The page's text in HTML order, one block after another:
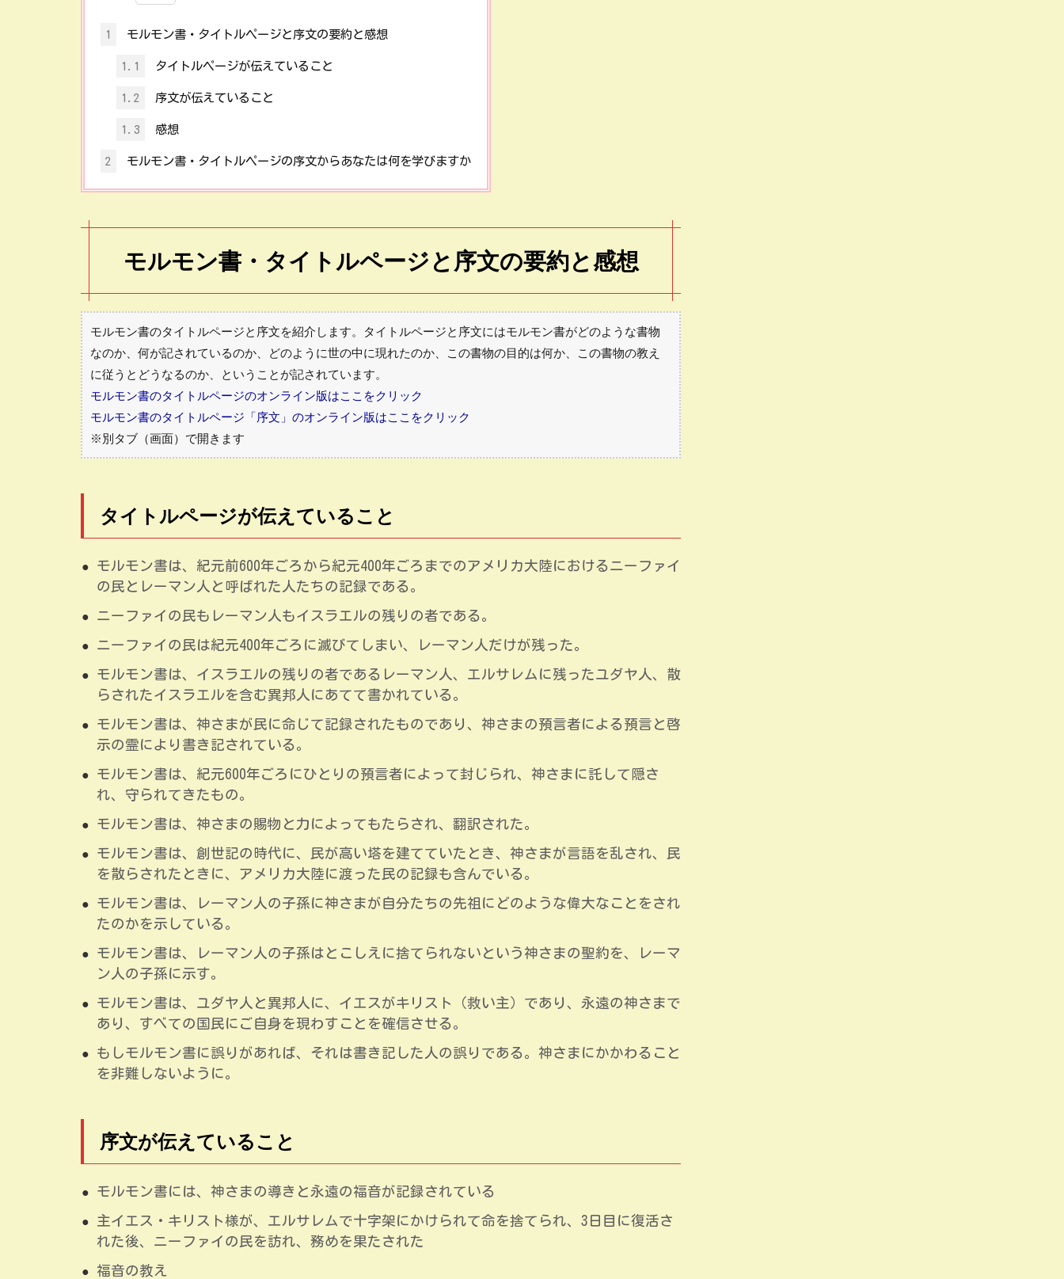
1 モルモン書・タイトルページと序文の要約と感想
1.1 タイトルページが伝えていること
1.2 序文が伝えていること
1.3 感想
2 モルモン書・タイトルページの序文からあなたは何を学びますか
モルモン書・タイトルページと序文の要約と感想
モルモン書のタイトルページと序文を紹介します。タイトルページと序文にはモルモン書がどのような書物
なのか、何が記されているのか、どのように世の中に現れたのか、この書物の目的は何か、この書物の教え
に従うとどうなるのか、ということが記されています。
モルモン書のタイトルページのオンライン版はここをクリック
モルモン書のタイトルページ「序文」のオンライン版はここをクリック
※別タブ（画面）で開きます
タイトルページが伝えていること
モルモン書は、紀元前600年ごろから紀元400年ごろまでのアメリカ大陸におけるニーファイ
の民とレーマン人と呼ばれた人たちの記録である。
ニーファイの民もレーマン人もイスラエルの残りの者である。
ニーファイの民は紀元400年ごろに滅びてしまい、レーマン人だけが残った。
モルモン書は、イスラエルの残りの者であるレーマン人、エルサレムに残ったユダヤ人、散
らされたイスラエルを含む異邦人にあてて書かれている。
モルモン書は、神さまが民に命じて記録されたものであり、神さまの預言者による預言と啓
示の霊により書き記されている。
モルモン書は、紀元600年ごろにひとりの預言者によって封じられ、神さまに託して隠さ
れ、守られてきたもの。
モルモン書は、神さまの賜物と力によってもたらされ、翻訳された。
モルモン書は、創世記の時代に、民が高い塔を建てていたとき、神さまが言語を乱され、民
を散らされたときに、アメリカ大陸に渡った民の記録も含んでいる。
モルモン書は、レーマン人の子孫に神さまが自分たちの先祖にどのような偉大なことをされ
たのかを示している。
モルモン書は、レーマン人の子孫はとこしえに捨てられないという神さまの聖約を、レーマ
ン人の子孫に示す。
モルモン書は、ユダヤ人と異邦人に、イエスがキリスト（救い主）であり、永遠の神さまで
あり、すべての国民にご自身を現わすことを確信させる。
もしモルモン書に誤りがあれば、それは書き記した人の誤りである。神さまにかかわること
を非難しないように。
序文が伝えていること
モルモン書には、神さまの導きと永遠の福音が記録されている
主イエス・キリスト様が、エルサレムで十字架にかけられて命を捨てられ、3日目に復活さ
れた後、ニーファイの民を訪れ、務めを果たされた
福音の教え